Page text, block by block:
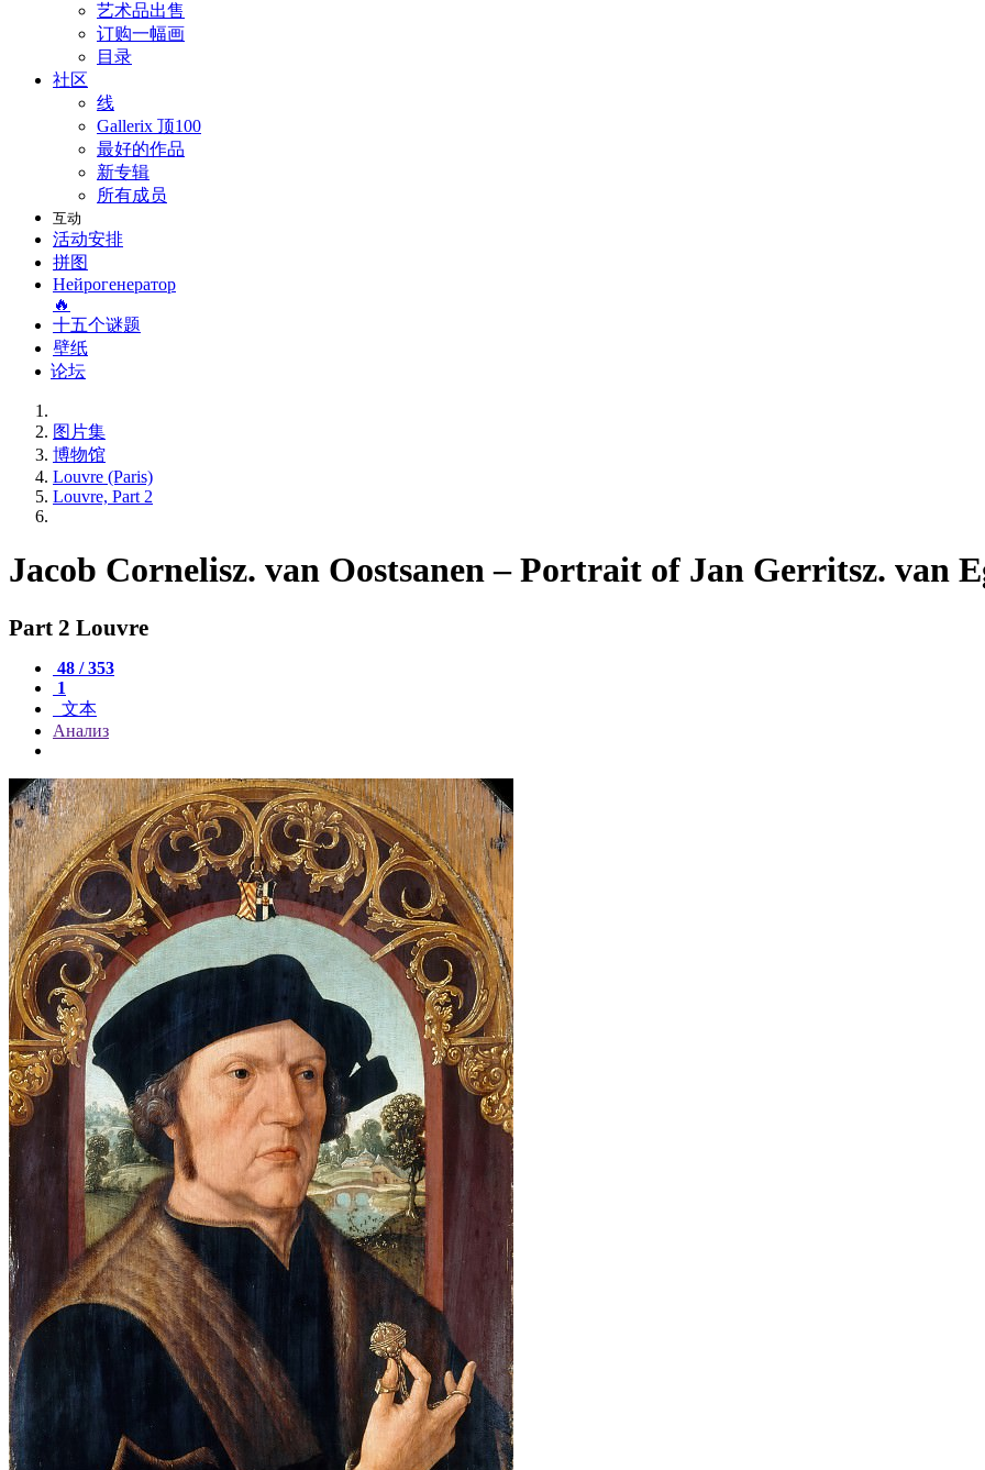
艺术品出售
订购一幅画
目录
社区
线
Gallerix 顶100
最好的作品
新专辑
所有成员
互动
活动安排
拼图
Нейрогенератор
🔥
十五个谜题
壁纸
论坛
图片集
博物馆
Louvre (Paris)
Louvre, Part 2
Jacob Cornelisz. van Oostsanen – Portrait of Jan Gerritsz. van
Part 2 Louvre
48 / 353
1
文本
Анализ